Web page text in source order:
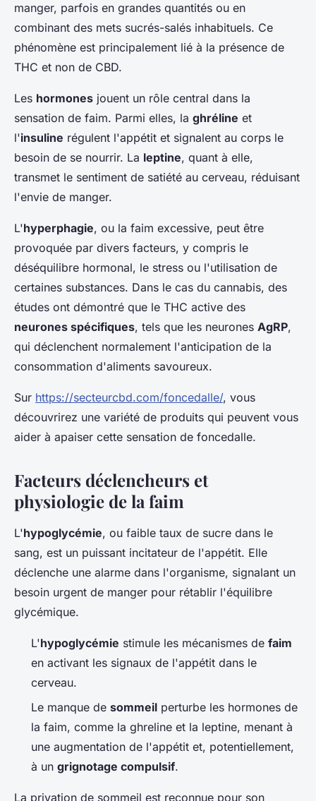
manger, parfois en grandes quantités ou en
combinant des mets sucrés-salés inhabituels. Ce
phénomène est principalement lié à la présence de
THC et non de CBD.
Les hormones jouent un rôle central dans la
sensation de faim. Parmi elles, la ghréline et
l'insuline régulent l'appétit et signalent au corps le
besoin de se nourrir. La leptine, quant à elle,
transmet le sentiment de satiété au cerveau, réduisant
l'envie de manger.
L'hyperphagie, ou la faim excessive, peut être
provoquée par divers facteurs, y compris le
déséquilibre hormonal, le stress ou l'utilisation de
certaines substances. Dans le cas du cannabis, des
études ont démontré que le THC active des
neurones spécifiques, tels que les neurones AgRP,
qui déclenchent normalement l'anticipation de la
consommation d'aliments savoureux.
Sur https://secteurcbd.com/foncedalle/, vous
découvrirez une variété de produits qui peuvent vous
aider à apaiser cette sensation de foncedalle.
Facteurs déclencheurs et
physiologie de la faim
L'hypoglycémie, ou faible taux de sucre dans le
sang, est un puissant incitateur de l'appétit. Elle
déclenche une alarme dans l'organisme, signalant un
besoin urgent de manger pour rétablir l'équilibre
glycémique.
L'hypoglycémie stimule les mécanismes de faim
en activant les signaux de l'appétit dans le
cerveau.
Le manque de sommeil perturbe les hormones de
la faim, comme la ghreline et la leptine, menant à
une augmentation de l'appétit et, potentiellement,
à un grignotage compulsif.
La privation de sommeil est reconnue pour son